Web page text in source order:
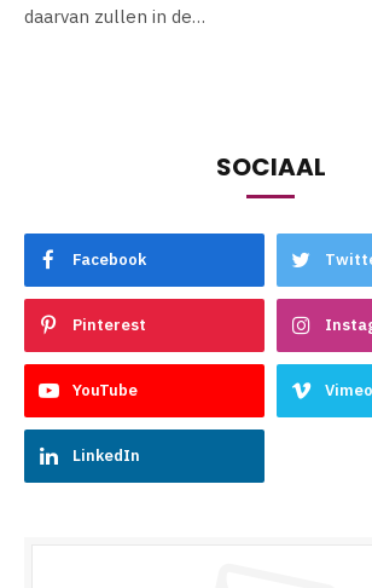
daarvan zullen in de…
SOCIAAL
Facebook
Pinterest
YouTube Vimeo
LinkedIn